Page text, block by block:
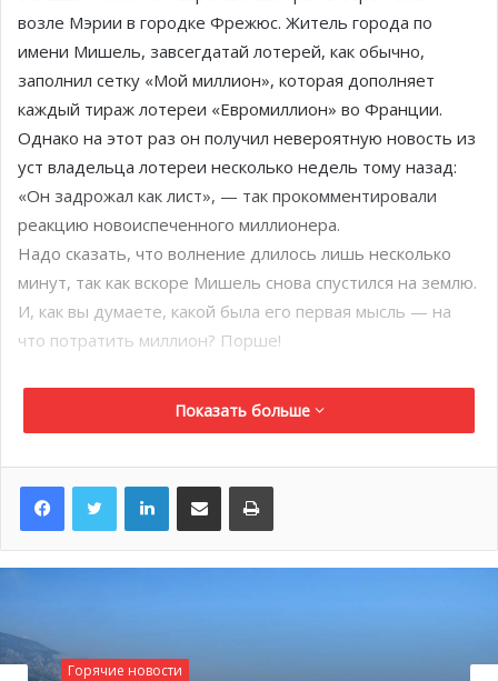
возле Мэрии в городке Фрежюс. Житель города по
имени Мишель, завсегдатай лотерей, как обычно,
заполнил сетку «Мой миллион», которая дополняет
каждый тираж лотереи «Евромиллион» во Франции.
Однако на этот раз он получил невероятную новость из
уст владельца лотереи несколько недель тому назад:
«Он задрожал как лист», — так прокомментировали
реакцию новоиспеченного миллионера.
Надо сказать, что волнение длилось лишь несколько
минут, так как вскоре Мишель снова спустился на землю.
И, как вы думаете, какой была его первая мысль — на
что потратить миллион? Порше!
Показать больше
LinkedInПоделиться по электронной почте Распечатать
Горячие новости